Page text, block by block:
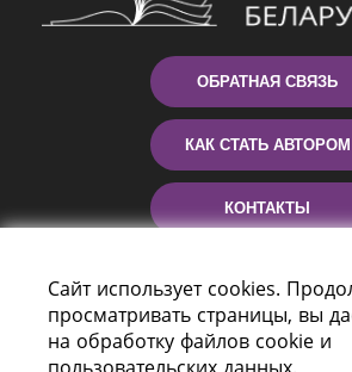
ОБРАТНАЯ СВЯЗЬ
КАК СТАТЬ АВТОРОМ
КОНТАКТЫ
Сайт использует cookies.
просматривать страницы, вы
на обработку файлов cookie и